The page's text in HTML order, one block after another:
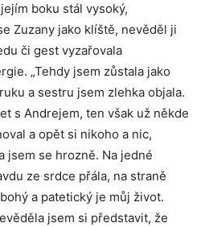
boku stál vysoký,
Zuzany jako klíště, nevěděl ji
či gest vyzařovala
„Tehdy jsem zůstala jako
a sestru jsem zlehka objala.
s Andrejem, ten však už někde
a opět si nikoho a nic,
jsem se hrozně. Na jedné
ze srdce přála, na straně
a patetický je můj život.
jsem si představit, že